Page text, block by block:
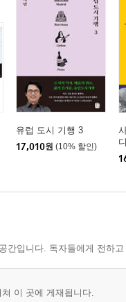
사
현대사의 서막
심판
유럽 도시 기행 3
17,010원 (10% 할인)
간입니다. 독자들에게 전하
이 곳에 게재됩니다.